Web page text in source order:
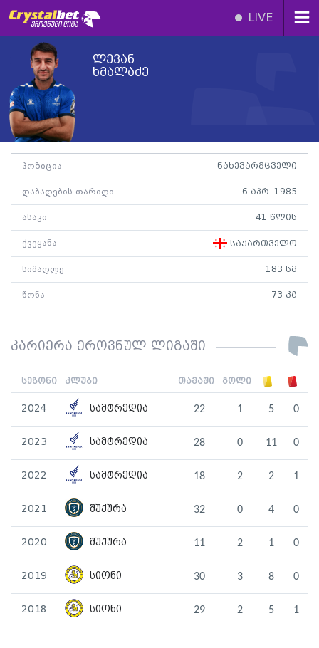
LIVE
ლევან
ხმალაძე
პოზიცია ნახევარმცველი
დაბადების თარიღი 6 აპრ. 1985
ასაკი 41 წლის
ქვეყანა საქართველო
სიმაღლე 183 სმ
წონა 73 კგ
კარიერა ეროვნულ ლიგაში
სეზონი კლუბი თამაში გოლი
2024 სამტრედია 22 1 5 0
2023 სამტრედია 28 0 11 0
2022 სამტრედია 18 2 2 1
2021 შუქურა 32 0 4 0
2020 შუქურა 11 2 1 0
2019 სიონი 30 3 8 0
2018 სიონი 29 2 5 1